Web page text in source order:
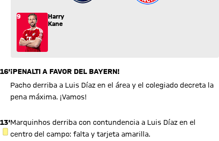
9
Harry
Kane
16'¡PENALTI A FAVOR DEL BAYERN!
Pacho derriba a Luis Díaz en el área y el colegiado decreta la
pena máxima. ¡Vamos!
13'
TARJETA AMARILLA
Marquinhos derriba con contundencia a Luis Díaz en el
centro del campo: falta y tarjeta amarilla.